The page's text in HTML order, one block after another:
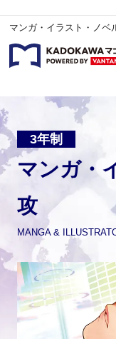
マンガ・イラスト・ノ
3年制
マンガ・
攻
MANGA &